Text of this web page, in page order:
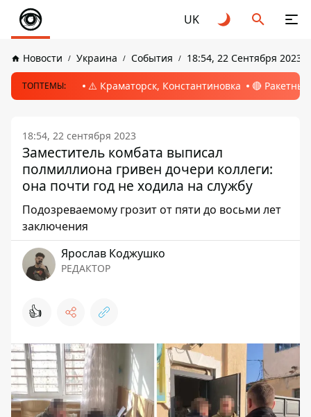
UK
Новости Украина События 18:54, 22 Сентября 2023
ТОПТЕМЫ: ⚠️ Краматорск, Константиновка 🔴
18:54, 22 сентября 2023
Заместитель комбата выписал
полмиллиона гривен дочери коллеги:
она почти год не ходила на службу
Подозреваемому грозит от пяти до восьми лет
заключения
Ярослав Коджушко
РЕДАКТОР
👍